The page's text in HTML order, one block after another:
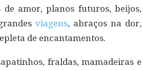
amor, planos futuros, beijos,
viagens, abraços na dor,
de encantamentos.
fraldas, mamadeiras e